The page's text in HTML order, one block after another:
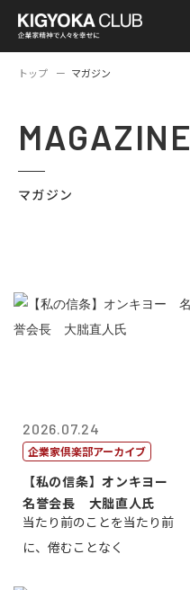
トップ マガジン
MAGAZINE
マガジン
2026.07.24
企業家倶楽部アーカイブ
【私の信条】オンキヨー
名誉会長 大朏直人氏
当たり前のことを当たり前
に、倦むことなく